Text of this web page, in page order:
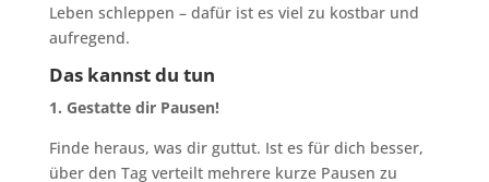
Leben schleppen – dafür ist es viel zu kostbar und
aufregend.
Das kannst du tun
1. Gestatte dir Pausen!
Finde heraus, was dir guttut. Ist es für dich besser,
über den Tag verteilt mehrere kurze Pausen zu